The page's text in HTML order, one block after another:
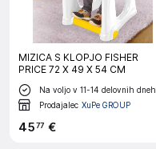
MIZICA S KLOPJO FISHER
PRICE 72 X 49 X 54 CM
Na voljo v 11-14 delovnih dneh
Prodajalec XuPe GROUP
4577 €